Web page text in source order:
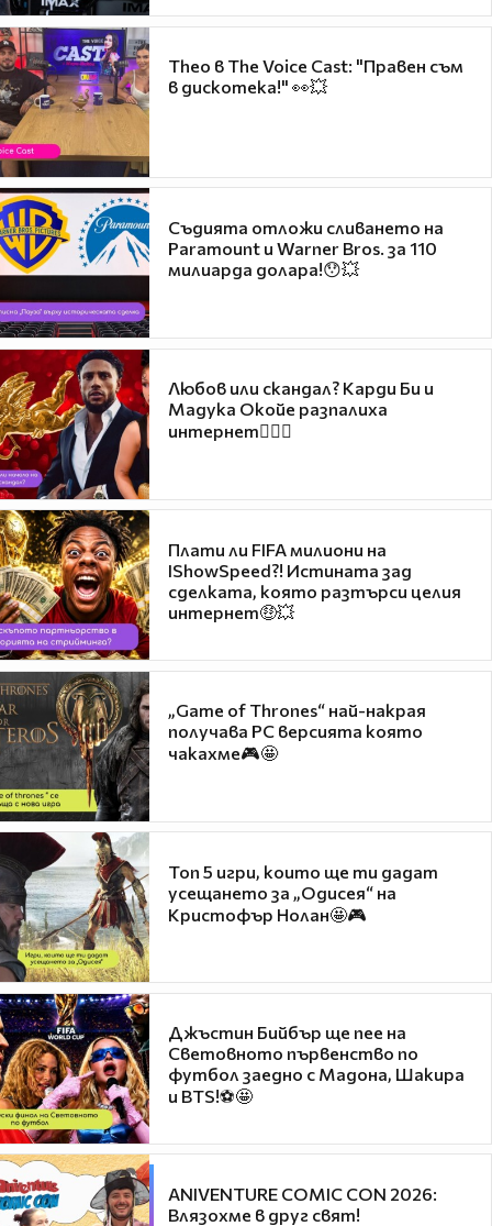
Theo в The Voice Cast: "Правен съм
в дискотека!" 👀💥
Съдията отложи сливането на
Paramount и Warner Bros. за 110
милиарда долара!😯💥
Любов или скандал? Карди Би и
Мадука Окойе разпалиха
интернет❤️‍🔥🔥
Плати ли FIFA милиони на
IShowSpeed?! Истината зад
сделката, която разтърси целия
интернет🤑💥
„Game of Thrones“ най-накрая
получава PC версията която
чакахме🎮🤩
Топ 5 игри, които ще ти дадат
усещането за „Одисея“ на
Кристофър Нолан🤩🎮
Джъстин Бийбър ще пее на
Световното първенство по
футбол заедно с Мадона, Шакира
и BTS!⚽🤩
ANIVENTURE COMIC CON 2026:
Влязохме в друг свят!